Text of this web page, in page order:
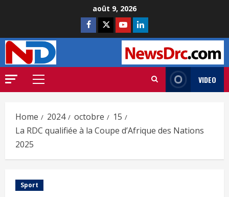
août 9, 2026
VIDEO
Home 2024 octobre
15
La RDC qualifiée à la Coupe d’Afrique des Nations
2025
Sport